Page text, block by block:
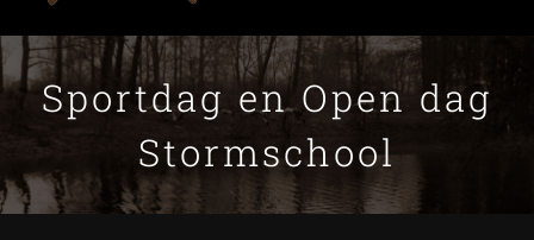
Sportdag en Open dag
Stormschool